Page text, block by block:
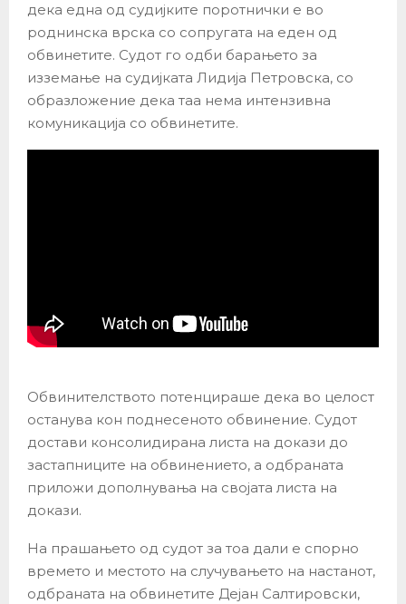
дека една од судијките поротнички е во
роднинска врска со сопругата на еден од
обвинетите. Судот го одби барањето за
изземање на судијката Лидија Петровска, со
образложение дека таа нема интензивна
комуникација со обвинетите.
Обвинителството потенцираше дека во целост
останува кон поднесеното обвинение. Судот
достави консолидирана листа на докази до
застапниците на обвинението, а одбраната
приложи дополнувања на својата листа на
докази.
На прашањето од судот за тоа дали е спорно
времето и местото на случувањето на настанот,
одбраната на обвинетите Дејан Салтировски,